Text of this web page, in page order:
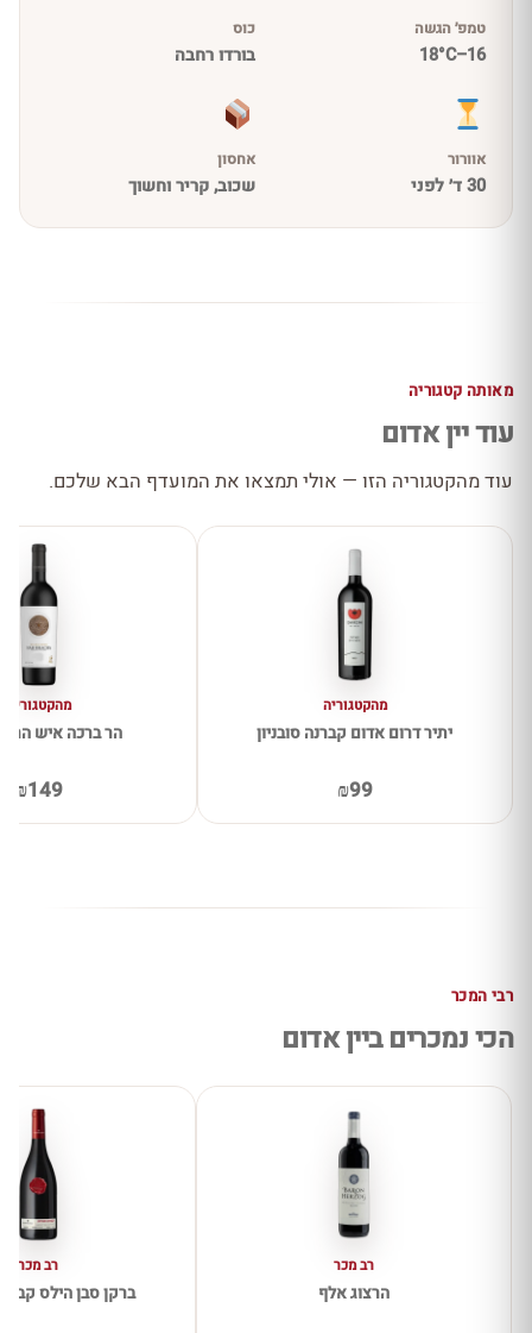
טמפ׳ הגשה
16–18°C
כוס
בורדו רחבה
אוורור
30 ד׳ לפני
אחסון
שכוב, קריר וחשוך
מאותה קטגוריה
עוד יין אדום
עוד מהקטגוריה הזו — אולי תמצאו את המועדף הבא שלכם.
מהקטגוריה
יתיר דרום אדום קברנה סובניון
₪99
מהקטגוריה
הר ברכה איש
₪149
רבי המכר
הכי נמכרים ביין אדום
רב מכר
הרצוג אלף
רב מכר
ברקן סבן הילס